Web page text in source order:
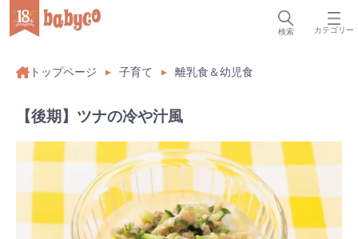
検索 カテゴリー
トップページ 子育て 離乳食＆幼児食
【後期】ツナの冷や汁風